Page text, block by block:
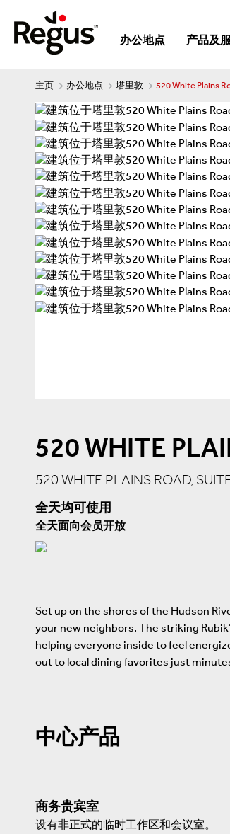
办公地点 产品及
主页 办公地点 塔里敦 520 White Plains
520 WHITE
520 WHITE PLAINS ROAD,
全天均可使用
全天面向会员开放
Set up on the shores of the Hudson
your new neighbors. The striking
helping everyone inside to feel
out to local dining favorites just
中心产品
商务贵宾室
设有非正式的临时工作区和会议室。